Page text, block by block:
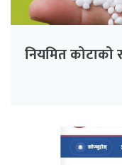
नियमित